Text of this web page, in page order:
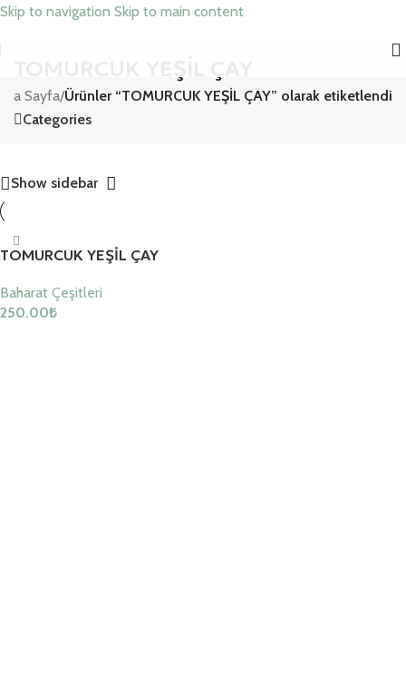
Skip to navigation Skip to main content
Sayfa/Ürünler “TOMURCUK YEŞİL ÇAY” olarak etiketlendi
Categories
Show sidebar
TOMURCUK YEŞİL ÇAY
Baharat Çeşitleri
250.00₺